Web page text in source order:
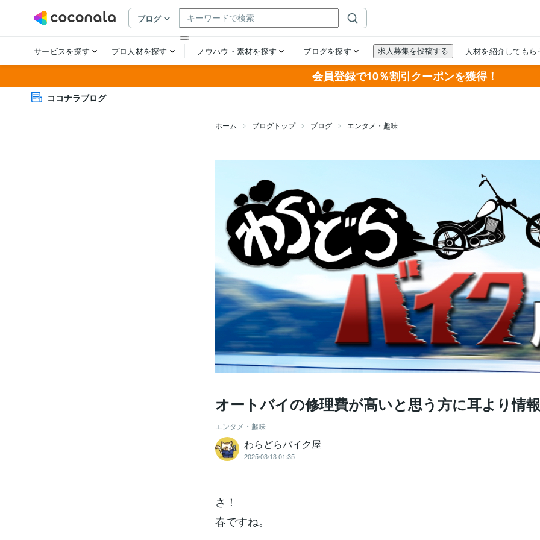
会員登録で10％割引クーポンを獲得！
ココナラブログ
ホーム ブログトップ ブログ エンタメ・趣味
オートバイの修理費が高いと思う方に耳より情報
エンタメ・趣味
わらどらバイク屋
2025/03/13 01:35
さ！
春ですね。